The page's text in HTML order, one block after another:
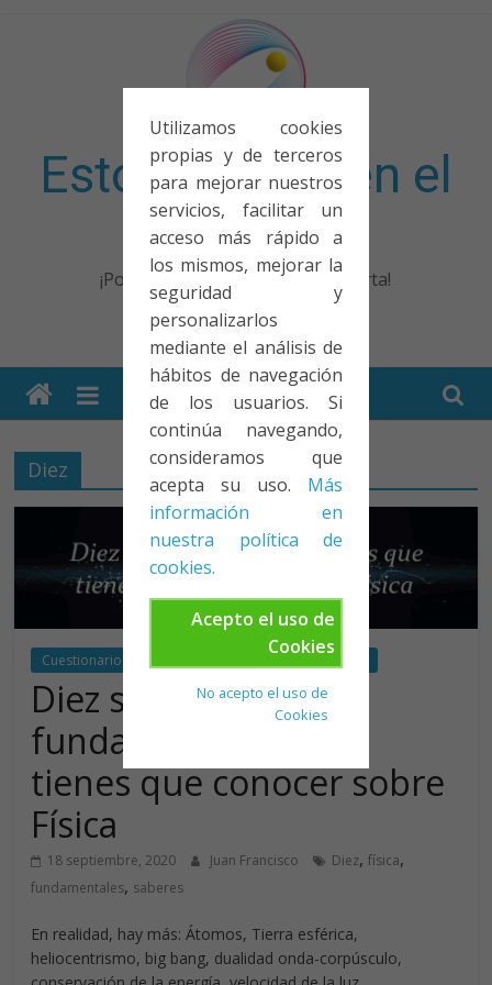
Utilizamos cookies
propias y de terceros
para mejorar nuestros
servicios, facilitar un
acceso más rápido a
los mismos, mejorar la
seguridad y
personalizarlos
mediante el análisis de
hábitos de navegación
de los usuarios. Si
continúa navegando,
consideramos que
acepta su uso. Más
información en
nuestra política de
cookies.
Acepto el uso de
Cookies
No acepto el uso de
Cookies
Esto no entra en el
examen
¡Porque no solo el examen importa!
Diez
Cuestionario Google Classroom
Diez saberes
fundamentales que
tienes que conocer sobre
Física
18 septiembre, 2020 Juan Francisco Diez,física,
fundamentales, saberes
En realidad, hay más: Átomos, Tierra esférica,
heliocentrismo, big bang, dualidad onda-corpúsculo,